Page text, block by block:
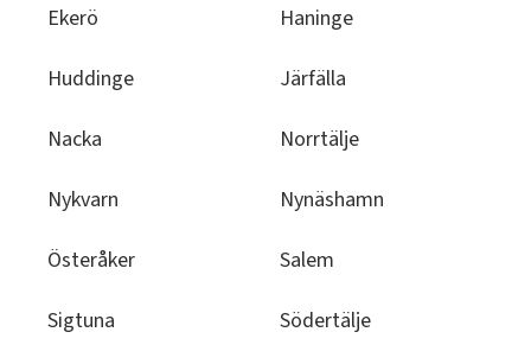
Ekerö Haninge
Huddinge Järfälla
Nacka Norrtälje
Nykvarn Nynäshamn
Österåker Salem
Sigtuna Södertälje